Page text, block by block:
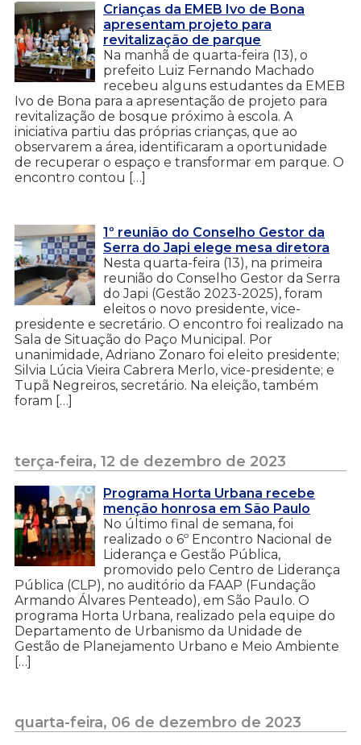
Crianças da EMEB Ivo de Bona
apresentam projeto para
revitalização de parque
Na manhã de quarta-feira (13), o
prefeito Luiz Fernando Machado
recebeu alguns estudantes da EMEB
Ivo de Bona para a apresentação de projeto para
revitalização de bosque próximo à escola. A
iniciativa partiu das próprias crianças, que ao
observarem a área, identificaram a oportunidade
de recuperar o espaço e transformar em parque. O
encontro contou […]
1º reunião do Conselho Gestor da
Serra do Japi elege mesa diretora
Nesta quarta-feira (13), na primeira
reunião do Conselho Gestor da Serra
do Japi (Gestão 2023-2025), foram
eleitos o novo presidente, vice-
presidente e secretário. O encontro foi realizado na
Sala de Situação do Paço Municipal. Por
unanimidade, Adriano Zonaro foi eleito presidente;
Silvia Lúcia Vieira Cabrera Merlo, vice-presidente; e
Tupã Negreiros, secretário. Na eleição, também
foram […]
terça-feira, 12 de dezembro de 2023
Programa Horta Urbana recebe
menção honrosa em São Paulo
No último final de semana, foi
realizado o 6º Encontro Nacional de
Liderança e Gestão Pública,
promovido pelo Centro de Liderança
Pública (CLP), no auditório da FAAP (Fundação
Armando Álvares Penteado), em São Paulo. O
programa Horta Urbana, realizado pela equipe do
Departamento de Urbanismo da Unidade de
Gestão de Planejamento Urbano e Meio Ambiente
[…]
quarta-feira, 06 de dezembro de 2023